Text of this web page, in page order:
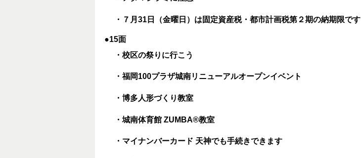
・７月31日（金曜日）は固定資産税・都市計画税第２期の納期限です
●15面
・校区の祭りに行こう
・福岡100プラザ城南リニューアルオープンイベント
・博多人形づくり教室
・城南体育館 ZUMBA®教室
・マイナンバーカード 天神でも手続きできます